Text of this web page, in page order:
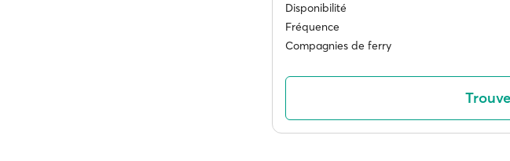
Disponibilité
Fréquence
Compagnies de ferry